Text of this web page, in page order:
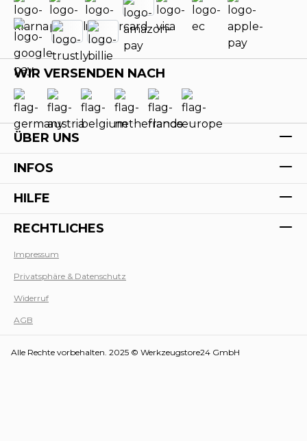
WIR VERSENDEN NACH
ÜBER UNS
INFOS
HILFE
RECHTLICHES
Impressum
Privatsphäre & Datenschutz
Widerruf
AGB
Alle Rechte vorbehalten. 2025 © Werkzeugstore24 GmbH